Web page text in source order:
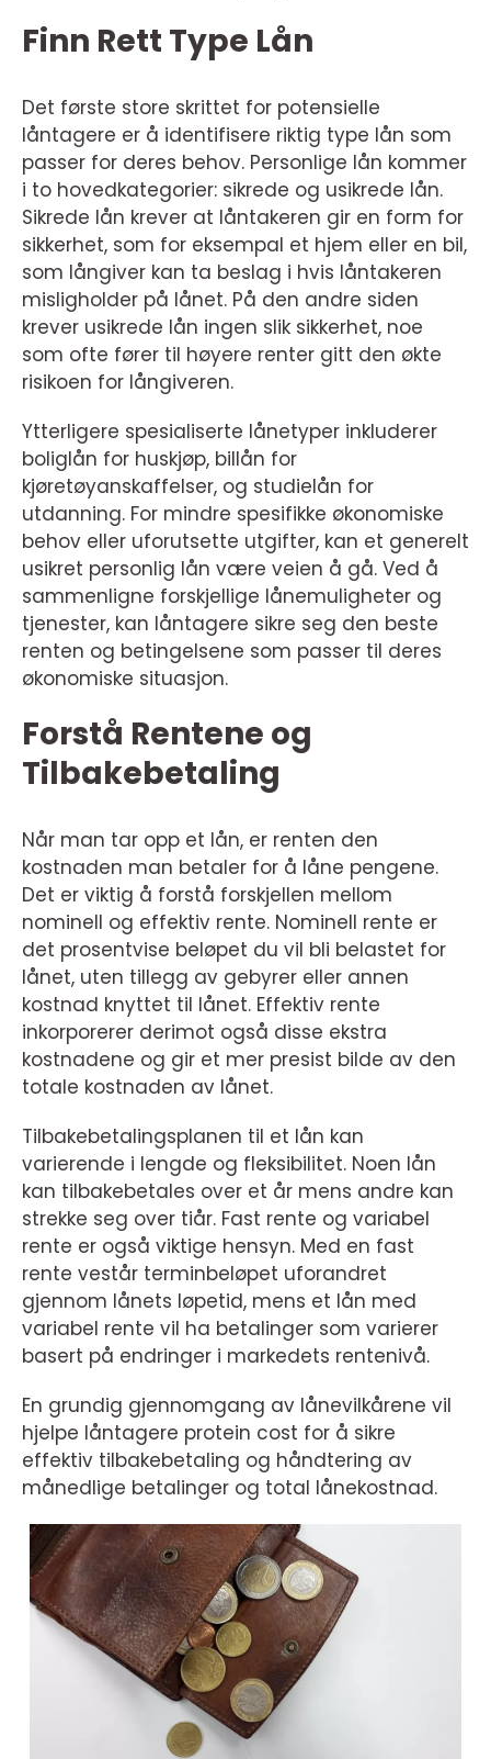
Finn Rett Type Lån
Det første store skrittet for potensielle
låntagere er å identifisere riktig type lån som
passer for deres behov. Personlige lån kommer
i to hovedkategorier: sikrede og usikrede lån.
Sikrede lån krever at låntakeren gir en form for
sikkerhet, som for eksempal et hjem eller en bil,
som långiver kan ta beslag i hvis låntakeren
misligholder på lånet. På den andre siden
krever usikrede lån ingen slik sikkerhet, noe
som ofte fører til høyere renter gitt den økte
risikoen for långiveren.
Ytterligere spesialiserte lånetyper inkluderer
boliglån for huskjøp, billån for
kjøretøyanskaffelser, og studielån for
utdanning. For mindre spesifikke økonomiske
behov eller uforutsette utgifter, kan et generelt
usikret personlig lån være veien å gå. Ved å
sammenligne forskjellige lånemuligheter og
tjenester, kan låntagere sikre seg den beste
renten og betingelsene som passer til deres
økonomiske situasjon.
Forstå Rentene og
Tilbakebetaling
Når man tar opp et lån, er renten den
kostnaden man betaler for å låne pengene.
Det er viktig å forstå forskjellen mellom
nominell og effektiv rente. Nominell rente er
det prosentvise beløpet du vil bli belastet for
lånet, uten tillegg av gebyrer eller annen
kostnad knyttet til lånet. Effektiv rente
inkorporerer derimot også disse ekstra
kostnadene og gir et mer presist bilde av den
totale kostnaden av lånet.
Tilbakebetalingsplanen til et lån kan
varierende i lengde og fleksibilitet. Noen lån
kan tilbakebetales over et år mens andre kan
strekke seg over tiår. Fast rente og variabel
rente er også viktige hensyn. Med en fast
rente vestår terminbeløpet uforandret
gjennom lånets løpetid, mens et lån med
variabel rente vil ha betalinger som varierer
basert på endringer i markedets rentenivå.
En grundig gjennomgang av lånevilkårene vil
hjelpe låntagere protein cost for å sikre
effektiv tilbakebetaling og håndtering av
månedlige betalinger og total lånekostnad.